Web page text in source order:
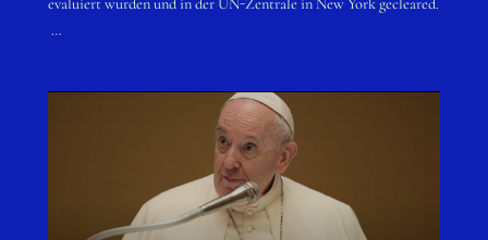
evaluiert wurden und in der UN-Zentrale in New York gecleared.
…